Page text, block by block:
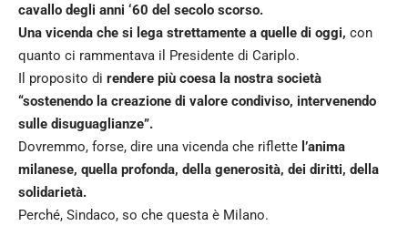
cavallo degli anni ‘60 del secolo scorso.
Una vicenda che si lega strettamente a quelle di oggi, con
quanto ci rammentava il Presidente di Cariplo.
Il proposito di rendere più coesa la nostra società
“sostenendo la creazione di valore condiviso, intervenendo
sulle disuguaglianze”.
Dovremmo, forse, dire una vicenda che riflette l’anima
milanese, quella profonda, della generosità, dei diritti, della
solidarietà.
Perché, Sindaco, so che questa è Milano.